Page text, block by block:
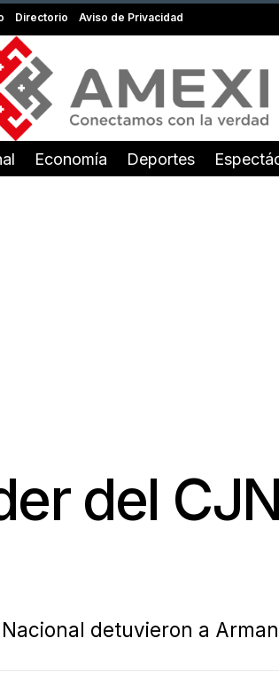
Directorio Aviso de Privacidad
Economía Deportes
del
detuvieron a